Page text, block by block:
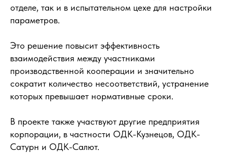
отделе, так и в испытательном цехе для настройки
параметров.
Это решение повысит эффективность
взаимодействия между участниками
производственной кооперации и значительно
сократит количество несоответствий, устранение
которых превышает нормативные сроки.
В проекте также участвуют другие предприятия
корпорации, в частности ОДК-Кузнецов, ОДК-
Сатурн и ОДК-Салют.